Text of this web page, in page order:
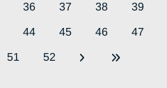
36 37 38 39
44 45 46 47
51 52